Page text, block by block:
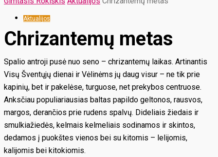
Aktualijos
Chrizantemų metas
Spalio antroji pusė nuo seno – chrizantemų laikas. Artinantis
Visų Šventųjų dienai ir Vėlinėms jų daug visur – ne tik prie
kapinių, bet ir pakelėse, turguose, net prekybos centruose.
Anksčiau populiariausias baltas papildo geltonos, rausvos,
margos, derančios prie rudens spalvų. Dideliais žiedais ir
smulkiažiedės, kelmais kelmeliais sodinamos ir skintos,
dedamos į puokštes vienos bei su kitomis – lelijomis,
kalijomis bei kitokiomis.